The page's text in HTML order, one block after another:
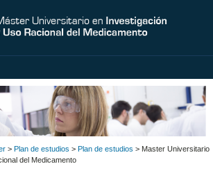
> Plan de estudios > Plan de estudios > Master Universitario
del Medicamento